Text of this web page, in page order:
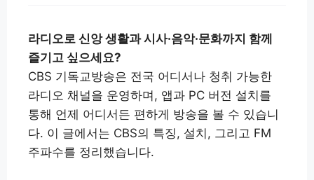
라디오로 신앙 생활과 시사·음악·문화까지 함께
즐기고 싶으세요?
CBS 기독교방송은 전국 어디서나 청취 가능한
라디오 채널을 운영하며, 앱과 PC 버전 설치를
통해 언제 어디서든 편하게 방송을 볼 수 있습니
다. 이 글에서는 CBS의 특징, 설치, 그리고 FM
주파수를 정리했습니다.